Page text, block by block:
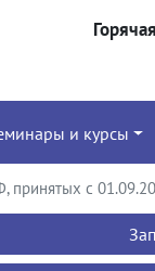
и курсы
с